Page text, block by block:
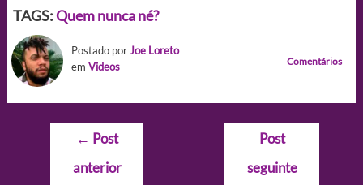
TAGS:Quem nunca né?
Postado porJoe Loreto
em Videos Comentários
Navegação
Post
← Post
anterior
Post
seguinte